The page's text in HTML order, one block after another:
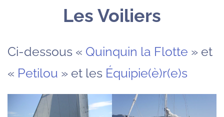
Les Voiliers
Ci-dessous « Quinquin la Flotte » et
« Petilou » et les Équipie(è)r(e)s